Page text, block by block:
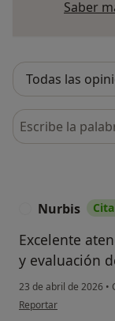
Saber
Busca en
Nurbis
Excelente
y evaluación
23 de abril de 2026 •
en opinión del usuario
Reportar